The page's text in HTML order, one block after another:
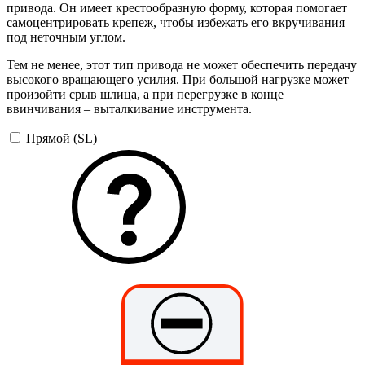
привода. Он имеет крестообразную форму, которая помогает
самоцентрировать крепеж, чтобы избежать его вкручивания
под неточным углом.
Тем не менее, этот тип привода не может обеспечить передачу
высокого вращающего усилия. При большой нагрузке может
произойти срыв шлица, а при перегрузке в конце
ввинчивания – выталкивание инструмента.
Прямой (SL)